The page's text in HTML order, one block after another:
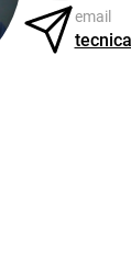
email